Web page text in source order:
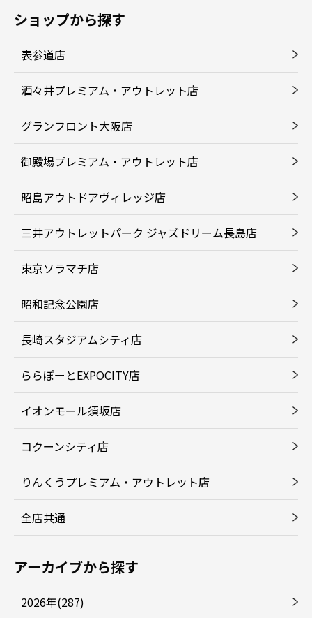
ショップから探す
表参道店
酒々井プレミアム・アウトレット店
グランフロント大阪店
御殿場プレミアム・アウトレット店
昭島アウトドアヴィレッジ店
三井アウトレットパーク ジャズドリーム長島店
東京ソラマチ店
昭和記念公園店
長崎スタジアムシティ店
ららぽーとEXPOCITY店
イオンモール須坂店
コクーンシティ店
りんくうプレミアム・アウトレット店
全店共通
アーカイブから探す
2026年(287)